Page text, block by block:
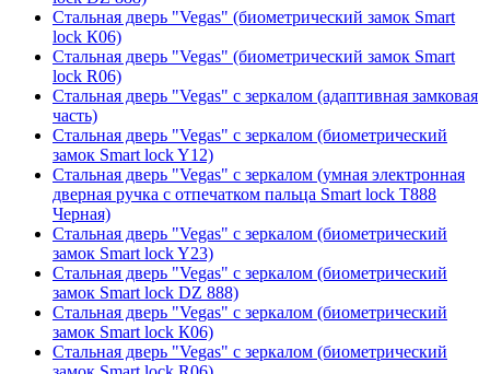
Стальная дверь "Vegas" (биометрический замок Smart
lock К06)
Стальная дверь "Vegas" (биометрический замок Smart
lock R06)
Стальная дверь "Vegas" с зеркалом (адаптивная замковая
часть)
Стальная дверь "Vegas" с зеркалом (биометрический
замок Smart lock Y12)
Стальная дверь "Vegas" с зеркалом (умная электронная
дверная ручка с отпечатком пальца Smart lock T888
Черная)
Стальная дверь "Vegas" с зеркалом (биометрический
замок Smart lock Y23)
Стальная дверь "Vegas" с зеркалом (биометрический
замок Smart lock DZ 888)
Стальная дверь "Vegas" с зеркалом (биометрический
замок Smart lock К06)
Стальная дверь "Vegas" с зеркалом (биометрический